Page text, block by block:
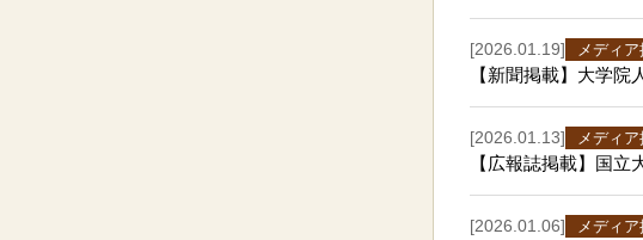
[2026.01.19] メディ
【新聞掲載】大学
[2026.01.13] メディ
【広報誌掲載】国
[2026.01.06] メディ